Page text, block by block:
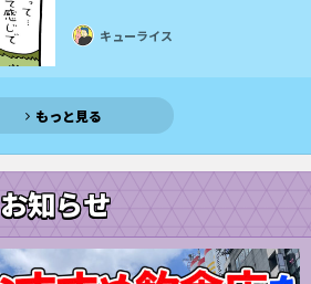
キューライス
もっと見る
お知らせ